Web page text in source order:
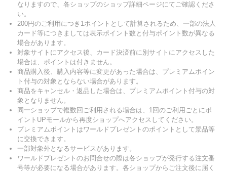
なりますので、各ショップのショップ詳細ページにてご確認くださ
い。
200円のご利用につき1ポイントとして計算されるため、一部の法人
カード等につきましては表示ポイント数と付与ポイント数が異なる
場合があります。
対象サイトにアクセス後、カード決済前に別サイトにアクセスした
場合は、ポイントは付きません。
商品購入後、購入内容等に変更があった場合は、プレミアムポイン
ト付与の対象とならない場合があります。
商品をキャンセル・返品した場合は、プレミアムポイント付与の対
象となりません。
同一ショップで複数回ご利用される場合は、1回のご利用ごとにポ
イントUPモールから再度ショップへアクセスしてください。
プレミアムポイントはワールドプレゼントのポイントとして景品等
に交換できます。
一部対象外となるサービスがあります。
ワールドプレゼントのお問合せの際は各ショップが発行する注文番
号等が必要になる場合があります。各ショップからご注文後に届く